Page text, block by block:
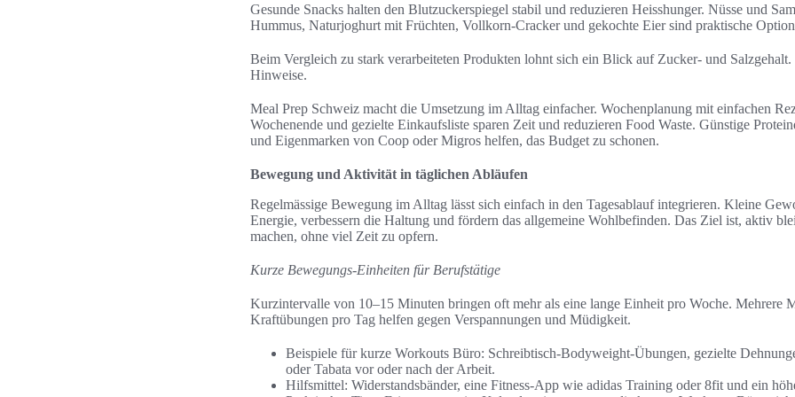
Gesunde Snacks halten den Blutzuckerspiegel stabil und reduzieren Heisshunger. Nüsse und
Hummus, Naturjoghurt mit Früchten, Vollkorn-Cracker und gekochte Eier sind praktische
Beim Vergleich zu stark verarbeiteten Produkten lohnt sich ein Blick auf Zucker- und
Hinweise.
Meal Prep Schweiz macht die Umsetzung im Alltag einfacher. Wochenplanung mit einfachen
Wochenende und gezielte Einkaufsliste sparen Zeit und reduzieren Food Waste. Günstige
und Eigenmarken von Coop oder Migros helfen, das Budget zu schonen.
Bewegung und Aktivität in täglichen Abläufen
Regelmässige Bewegung im Alltag lässt sich einfach in den Tagesablauf integrieren. Kleine
Energie, verbessern die Haltung und fördern das allgemeine Wohlbefinden. Das Ziel ist, aktiv
machen, ohne viel Zeit zu opfern.
Kurze Bewegungs-Einheiten für Berufstätige
Kurzintervalle von 10–15 Minuten bringen oft mehr als eine lange Einheit pro Woche. Mehrere
Kraftübungen pro Tag helfen gegen Verspannungen und Müdigkeit.
Beispiele für kurze Workouts Büro: Schreibtisch-Bodyweight-Übungen, gezielte
oder Tabata vor oder nach der Arbeit.
Hilfsmittel: Widerstandsbänder, eine Fitness-App wie adidas Training oder 8fit und ein